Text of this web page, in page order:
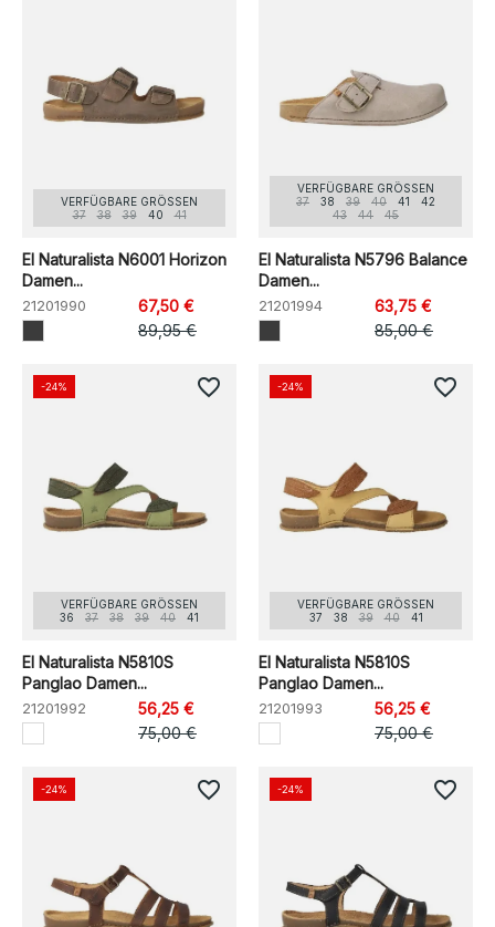
VERFÜGBARE GRÖSSEN
37
38 39 40 41
El Naturalista N6001 Horizon
Damen...
21201990
67,50 €
89,95 €
VERFÜGBARE GRÖSSEN
37
38 39 40 41
42
43
44 45
El Naturalista N5796 Balance
Damen...
21201994
63,75 €
85,00 €
VERFÜGBARE GRÖSSEN
36
37 38 39 40 41
El Naturalista N5810S
Panglao Damen...
21201992
56,25 €
75,00 €
-24% favorite_border
VERFÜGBARE GRÖSSEN
37
38 39 40 41
El Naturalista N5810S
Panglao Damen...
21201993
56,25 €
75,00 €
-24% favorite_border
-24% favorite_border -24% favorite_border